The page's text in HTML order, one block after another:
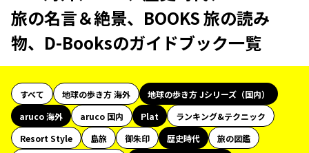
旅の名言＆絶景、BOOKS 旅の読み
物、D-Booksのガイドブック一覧
すべて 地球の歩き方 海外
地球の歩き方 Jシリーズ（国内）
aruco 海外
aruco 国内 Plat
ランキング&テクニック
Resort Style
島旅 御朱印 歴史時代
旅の図鑑